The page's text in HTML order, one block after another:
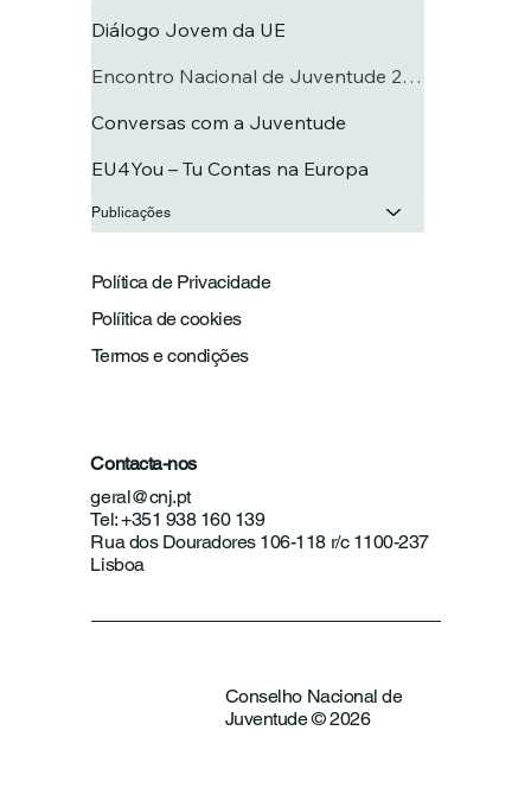
Diálogo Jovem da UE
Encontro Nacional de Juventude 2025
Conversas com a Juventude
EU4You – Tu Contas na Europa
Publicações
Política de Privacidade
Termos e condições
Políitica de cookies
Contacta-nos
geral@cnj.pt
Tel: +351 938 160 139
Rua dos Douradores 106-118 r/c 1100-237
Lisboa
Conselho Nacional de
Juventude © 2026